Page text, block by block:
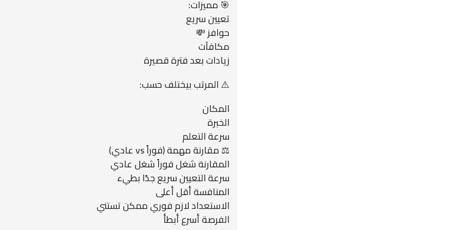
🎯 مميزات:
تعيين سريع
حوافز 💸
مكافآت
زيادات بعد فترة قصيرة
⚠️ المرتب بيختلف حسب:
المكان
الخبرة
سرعة التعلم
⚖️ مقارنة مهمة (فوراً vs عادي)
المقارنة شغل فوراً شغل عادي
سرعة التعيين سريع جدًا بطيء
المنافسة أقل أعلى
الاستعداد لازم فوري ممكن تستني
الفرصة أسرع أبطأ